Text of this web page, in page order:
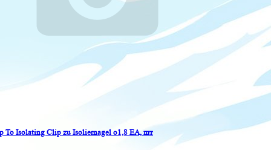
To Isolating Clip zu Isoliernagel o1,8 EA, шт